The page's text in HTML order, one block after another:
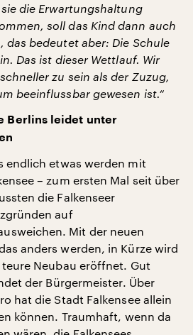
die Erwartungshaltung
soll das Kind dann auch
das bedeutet aber: Die Schule
Das ist dieser Wettlauf. Wir
zu sein als der Zuzug,
beeinflussbar gewesen ist.“
Berlins leidet unter
endlich etwas werden mit
– zum ersten Mal seit über
die Falkenseer
auf
Mit der neuen
anders werden, in Kürze wird
Neubau eröffnet. Gut
der Bürgermeister. Über
hat die Stadt Falkensee allein
können. Traumhaft, wenn da